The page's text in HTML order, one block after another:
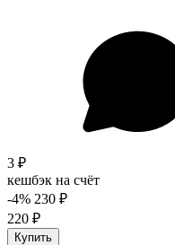
3 ₽
кешбэк на счёт
-4% 230 ₽
220 ₽
Купить